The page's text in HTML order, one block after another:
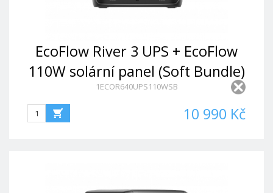
EcoFlow River 3 UPS + EcoFlow
110W solární panel (Soft Bundle)
1ECOR640UPS110WSB
10 990 Kč